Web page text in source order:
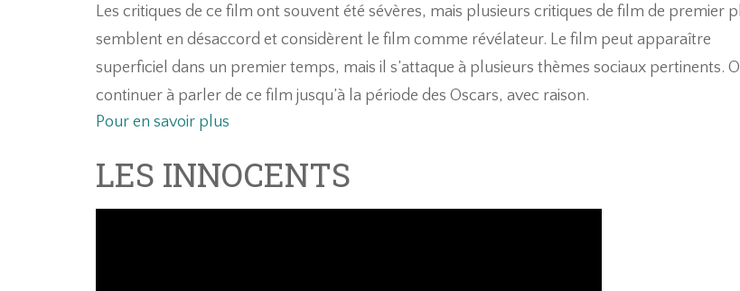
Les critiques de ce film ont souvent été sévères, mais plusieurs critiques de film de premier
semblent en désaccord et considèrent le film comme révélateur. Le film peut apparaître
superficiel dans un premier temps, mais il s’attaque à plusieurs thèmes sociaux pertinents.
continuer à parler de ce film jusqu’à la période des Oscars, avec raison.
Pour en savoir plus
LES INNOCENTS